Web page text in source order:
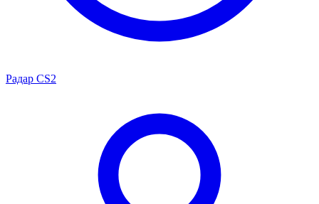
Радар CS2